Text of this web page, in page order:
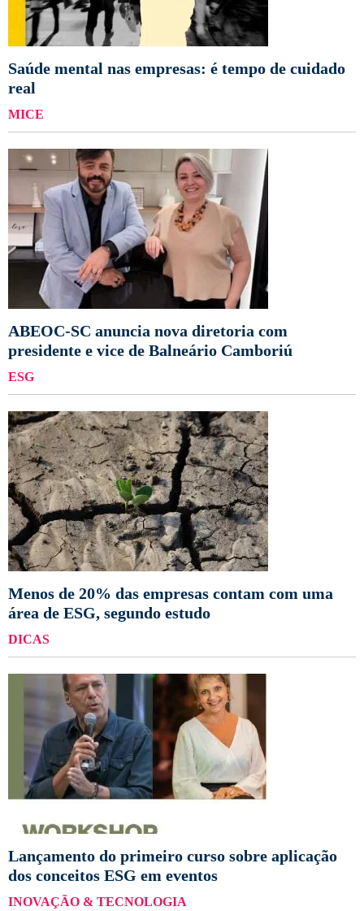
Saúde mental nas empresas: é tempo de cuidado
real
MICE
ABEOC-SC anuncia nova diretoria com
presidente e vice de Balneário Camboriú
ESG
Menos de 20% das empresas contam com uma
área de ESG, segundo estudo
DICAS
Lançamento do primeiro curso sobre aplicação
dos conceitos ESG em eventos
INOVAÇÃO & TECNOLOGIA